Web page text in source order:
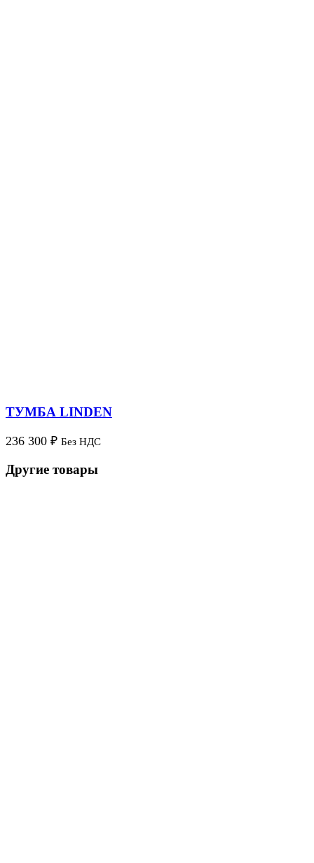
ТУМБА LINDEN
236 300 ₽ Без НДС
Другие товары